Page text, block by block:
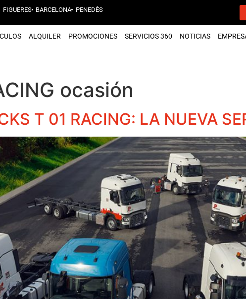
FIGUERES BARCELONA PENEDÈS
ALQUILER PROMOCIONES SERVICIOS 360 NOTICIAS
ocasión
T 01 RACING: LA NUEVA